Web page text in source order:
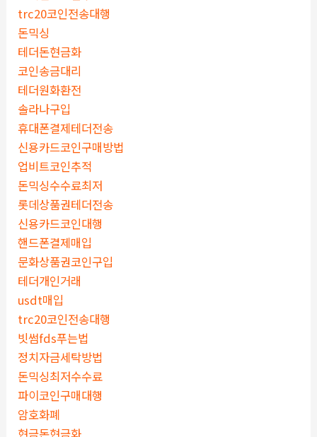
trc20코인전송대행
돈믹싱
테더돈현금화
코인송금대리
테더원화환전
솔라나구입
휴대폰결제테더전송
신용카드코인구매방법
업비트코인추적
돈믹싱수수료최저
롯데상품권테더전송
신용카드코인대행
핸드폰결제매입
문화상품권코인구입
테더개인거래
usdt매입
trc20코인전송대행
빗썸fds푸는법
정치자금세탁방법
돈믹싱최저수수료
파이코인구매대행
암호화폐